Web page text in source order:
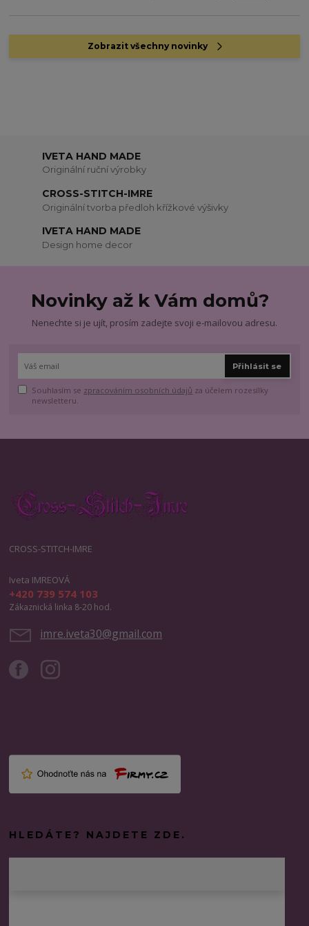
Zobrazit všechny novinky
IVETA HAND MADE
Originální ruční výrobky
CROSS-STITCH-IMRE
Originální tvorba předloh křížkové výšivky
IVETA HAND MADE
Design home decor
Novinky až k Vám domů?
Nenechte si je ujít, prosím zadejte svoji e-mailovou adresu.
Přihlásit se
Souhlasím se zpracováním osobních údajů za účelem rozesílky
newsletteru.
HLEDÁTE? NAJDETE ZDE.
CROSS-STITCH-IMRE
Iveta IMREOVÁ
+420 739 574 103
Zákaznická linka 8-20 hod.
imre.iveta30@gmail.com